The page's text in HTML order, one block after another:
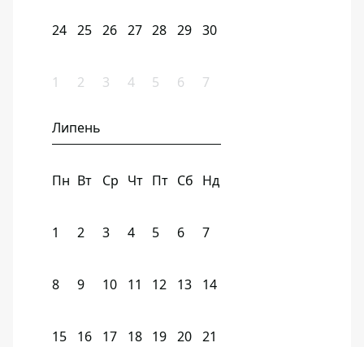
24 25 26 27 28 29 30
1 2 3 4 5 6 7
Липень
Пн Вт Ср Чт Пт Сб Нд
1 2 3 4 5 6 7
8 9 10 11 12 13 14
15 16 17 18 19 20 21